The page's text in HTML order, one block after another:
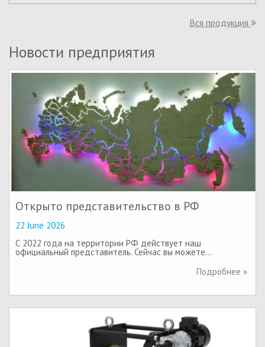
Вся продукция
Новости предприятия
Открыто представительство в РФ
22 June 2026
С 2022 года на территории РФ действует наш
официальный представитель. Сейчас вы можете…
Подробнее »